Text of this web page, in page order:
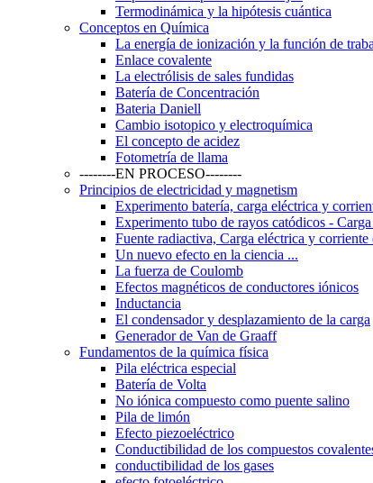
Termodinámica y la hipótesis cuántica
Conceptos en Química
La energía de ionización y la función de
Enlace covalente
La electrólisis de sales fundidas
Batería de Concentración
Bateria Daniell
Cambio isotopico y electroquímica
El concepto de acidez
Fotometría de llama
--------EN PROCESO--------
Principios de electricidad y magnetism
Experimento batería, carga eléctrica y
Experimento tubo de rayos catódicos -
Fuente radiactiva, Carga eléctrica y corriente
Un nuevo efecto en la ciencia ...
La fuerza de Coulomb
Efectos magnéticos de conductores iónicos
Inductancia
El condensador y desplazamiento de la carga
Generador de Van de Graaff
Fundamentos de la química física
Pila eléctrica especial
Batería de Volta
No iónica compuesto como puente salino
Pila de limón
Efecto piezoeléctrico
Conductibilidad de los compuestos
conductibilidad de los gases